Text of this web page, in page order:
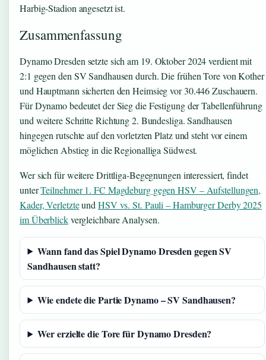
Harbig-Stadion angesetzt ist.
Zusammenfassung
Dynamo Dresden setzte sich am 19. Oktober 2024 verdient mit
2:1 gegen den SV Sandhausen durch. Die frühen Tore von Kother
und Hauptmann sicherten den Heimsieg vor 30.446 Zuschauern.
Für Dynamo bedeutet der Sieg die Festigung der Tabellenführung
und weitere Schritte Richtung 2. Bundesliga. Sandhausen
hingegen rutschte auf den vorletzten Platz und steht vor einem
möglichen Abstieg in die Regionalliga Südwest.
Wer sich für weitere Drittliga-Begegnungen interessiert, findet
unterTeilnehmer 1. FC Magdeburg gegen HSV – Aufstellungen,
Kader, Verletzteund HSV vs. St. Pauli – Hamburger Derby 2025
im Überblickvergleichbare Analysen.
Wann fand das Spiel Dynamo Dresden gegen SV
Sandhausen statt?
Wie endete die Partie Dynamo – SV Sandhausen?
Wer erzielte die Tore für Dynamo Dresden?